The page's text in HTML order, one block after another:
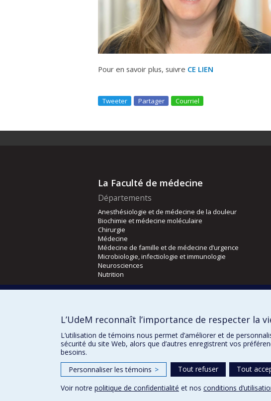
Pour en savoir plus, suivre CE LIEN
Tweeter Partager Courriel
La Faculté de médecine
Départements
Anesthésiologie et de médecine de la douleur
Biochimie et médecine moléculaire
Chirurgie
Médecine
Médecine de famille et de médecine d’urgence
Microbiologie, infectiologie et immunologie
Neurosciences
Nutrition
Orthophonie et audiologie
L’UdeM reconnaît l’importance de respecter la
L’utilisation de témoins nous permet d’améliorer et de
sécurité du site Web, alors que d’autres enregistrent vos
besoins.
Personnaliser les témoins > Tout refuser
Tout
Voir notre politique de confidentialité et nos conditions